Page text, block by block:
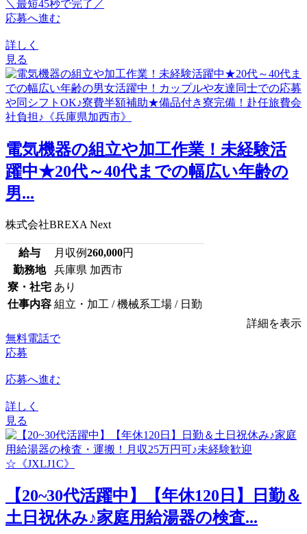
＼最短45秒で完了／
応募へ進む
詳しく
見る
電気機器の組立や加工作業！未経験活
躍中★20代～40代までの幅広い年齢の
男...
株式会社BREXA Next
給与 月収例260,000円
勤務地
兵庫県 加西市
寮・社宅 あり
仕事内容 組立・加工 / 機械系工場 / 日勤
詳細を表示
無料電話で
応募
応募へ進む
詳しく
見る
【20~30代活躍中】【年休120日】日勤＆
土日祝休み♪家庭用給湯器の検査...